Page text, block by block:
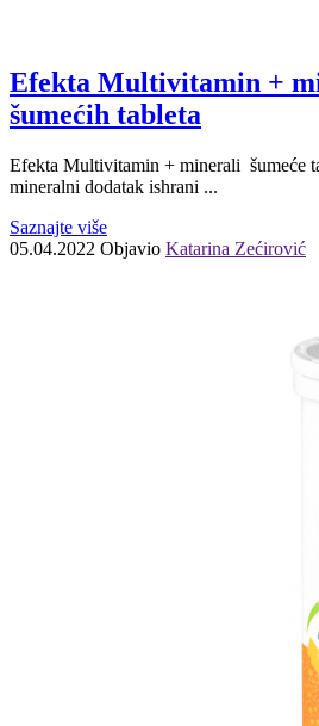
Efekta Multivitamin +
šumećih tableta
Efekta Multivitamin + minerali šumeće
mineralni dodatak ishrani ...
Saznajte više
05.04.2022 Objavio Katarina Zećirović